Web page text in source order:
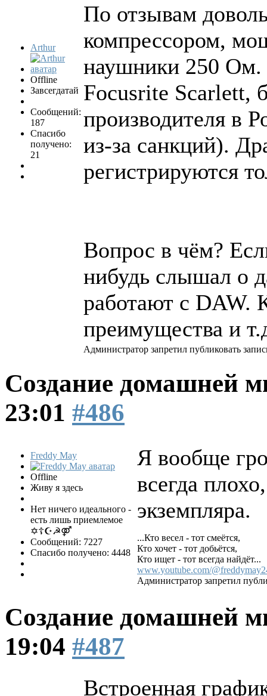
Arthur
Offline
Завсегдатай
Сообщений:
187
Спасибо
получено:
21
По отзывам
компрессором,
наушники 250 Ом.
Focusrite Scarlett,
производителя в
из-за санкций).
регистрируются
Вопрос в чём?
нибудь слышал о
работают с DAW.
преимущества и
Администратор запретил публиковать
Создание домашней
23:01 #486
Freddy May
Offline
Живу я здесь
Нет ничего идеального -
есть лишь приемлемое
✡☦☪☭⚤
Сообщений: 7227
Спасибо получено: 4448
Я вообще
всегда
экземпляра.
...Кто весел - тот смеётся,
Кто хочет - тот добьётся,
Кто ищет - тот всегда найдёт...
www.youtube.com/
Администратор запретил
Создание домашней
19:04 #487
Встроенная